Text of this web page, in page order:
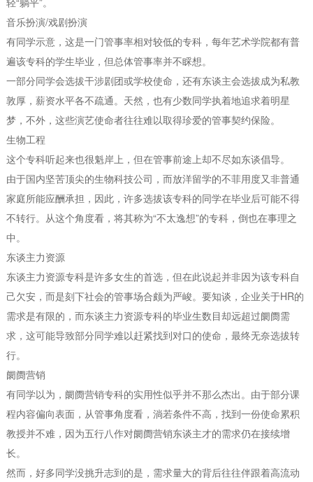
音乐扮演/戏剧扮演
有同学示意，这是一门管事率相对较低的专科，每年艺术学院都有普
遍该专科的学生毕业，但总体管事率并不睬想。
一部分同学会选拔干涉剧团或学校使命，还有东谈主会选拔成为私教
敦厚，薪资水平各不疏通。天然，也有少数同学执着地追求着明星
梦，不外，这些演艺使命者往往难以取得珍爱的管事契约保险。
生物工程
这个专科听起来也很魁岸上，但在管事前途上却不尽如东谈倡导。
由于国内坚苦顶尖的生物科技公司，而放洋留学的不菲用度又非普通
家庭所能应酬承担，因此，许多选拔该专科的同学在毕业后可能不得
不转行。从这个角度看，将其称为“不太逸想”的专科，倒也在事理之
中。
东谈主力资源
东谈主力资源专科是许多女生的首选，但在此说起并非因为该专科自
己欠安，而是刻下社会的管事场合颇为严峻。要知谈，企业关于HR的
需求是有限的，而东谈主力资源专科的毕业生数目却远超过阛阓需
求，这可能导致部分同学难以赶紧找到对口的使命，最终无奈选拔转
行。
阛阓营销
有同学以为，阛阓营销专科的实用性似乎并不那么杰出。由于部分课
程内容偏向表面，从管事角度看，淌若条件不高，找到一份使命累积
教授并不难，因为五行八作对阛阓营销东谈主才的需求仍在接续增
长。
然而，好多同学没挑升志到的是，需求量大的背后往往伴跟着高流动